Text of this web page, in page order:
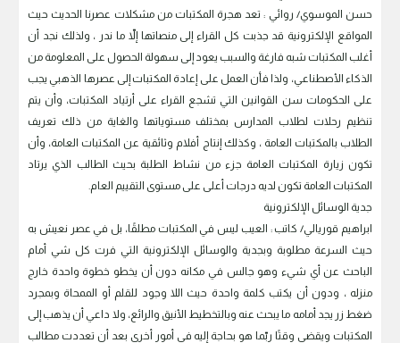
حسن الموسوي/ روائي : تعد هجرة المكتبات من مشكلات عصرنا الحديث حيث
المواقع الإلكترونية قد جذبت كل القراء إلى منصاتها إلاّ ما ندر ، ولذلك نجد أن
أغلب المكتبات شبه فارغة والسبب يعود إلى سهولة الحصول على المعلومة من
الذكاء الأصطناعي، ولذا فأن العمل على إعادة المكتبات إلى عصرها الذهبي يجب
على الحكومات سن القوانين التي تشجع القراء على أرتياد المكتبات، وأن يتم
تنظيم رحلات لطلاب المدارس بمختلف مستوياتها والغاية من ذلك تعريف
الطلاب بالمكتبات العامة ، وكذلك إنتاج أفلام وثائقية عن المكتبات العامة، وأن
تكون زيارة المكتبات العامة جزء من نشاط الطلبة بحيث الطالب الذي يرتاد
المكتبات العامة تكون لديه درجات أعلى على مستوى التقييم العام.
جدية الوسائل الإلكترونية
ابراهيم قوريالي/ كاتب : العيب ليس في المكتبات مطلقًا، بل في عصر نعيش به
حيث السرعة مطلوبة وبجدية والوسائل الإلكترونية التي فرت كل شي أمام
الباحث عن أي شيء وهو جالس في مكانه دون أن يخطو خطوة واحدة خارج
منزله ، ودون أن يكتب كلمة واحدة حيث اللا وجود للقلم أو الممحاة وبمجرد
ضغط زر يجد أمامه ما يبحث عنه وبالتخطيط الأنيق والرائع، ولا داعي أن يذهب إلى
المكتبات ويقضي وقتًا ربّما هو بحاجة إليه في أمور أخرى بعد أن تعددت مطالب